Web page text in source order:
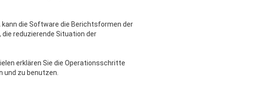
die Software die Berichtsformen der
reduzierende Situation der
erklären Sie die Operationsschritte
und zu benutzen.